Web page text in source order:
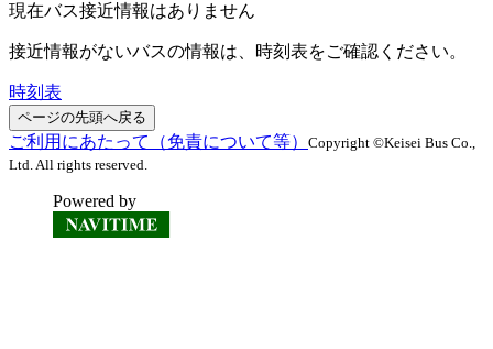
現在バス接近情報はありません
接近情報がないバスの情報は、時刻表をご確認ください。
時刻表
ページの先頭へ戻る
ご利用にあたって（免責について等） Copyright ©Keisei Bus Co.,
Ltd. All rights reserved.
Powered by